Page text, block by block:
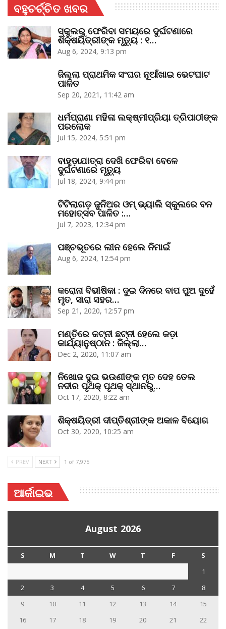
ବହୁଚର୍ଚ୍ଚିତ ଖବର
ସ୍କୁଲରୁ ଫେରିବା ସମୟରେ ଦୁର୍ଘଟଣାରେ
ଶିକ୍ଷୟିତ୍ରୀଙ୍କ ମୃତ୍ୟୁ : ୧…
Aug 6, 2024, 9:13 pm
ଜିଲ୍ଲା ପ୍ରାଥମିକ ସଂଘର ନୂଆଁଖାଇ ଭେଟଘାଟ
ପାଳିତ
Sep 20, 2021, 11:42 am
ଧର୍ମପ୍ରାଣା ମହିଳା ଲକ୍ଷ୍ମୀପ୍ରିୟା ତ୍ରିପାଠୀଙ୍କ
ପରଲୋକ
Jul 15, 2024, 5:51 pm
ବାହୁଡ଼ାଯାତ୍ରା ଦେଖି ଫେରିବା ବେଳେ
ଦୁର୍ଘଟଣାରେ ମୃତ୍ୟୁ
Jul 18, 2024, 9:44 pm
ଟିଟିଲାଗଡ଼ ଜୁନିଅର ଓମ୍‌ ଭ୍ୟାଲି ସ୍କୁଲରେ ବନ
ମହୋତ୍ସବ ପାଳିତ :…
Jul 7, 2023, 12:34 pm
ପଞ୍ଚଭୂତରେ ଲୀନ ହେଲେ ନିମାଇଁ
Aug 6, 2024, 12:54 pm
କରୋନା ବିଭୀଷିକା : ଦୁଇ ଦିନରେ ବାପ ପୁଅ ଦୁହେଁ
ମୃତ, ସାରା ସହର…
Sep 21, 2020, 12:57 pm
ମଣ୍ତିରେ କଟ୍‌ନୀ ଛଟ୍‌ନୀ ହେଲେ କଡ଼ା
କାର୍ଯ୍ୟାନୁଷ୍ଠାନ : ଜିଲ୍ଲା…
Dec 2, 2020, 11:07 am
ନିଖୋଜ ଦୁଇ ଭଉଣୀଙ୍କ ମୃତ ଦେହ ତେଲ
ନଦୀର ପୃଥକ୍‌ ପୃଥକ୍‌ ସ୍ଥାନରୁ…
Oct 17, 2020, 8:22 am
ଶିକ୍ଷୟିତ୍ରୀ ଦୀପ୍ତିଶ୍ରୀଙ୍କ ଅକାଳ ବିୟୋଗ
Oct 30, 2020, 10:25 am
PREV NEXT 1 of 7,975
ଆର୍କାଇଭ
August 2026
S M T W T F
S
1
2
3 4 5 6 7
8
9
10 11 12 13 14
15
16
17 18 19 20 21 22